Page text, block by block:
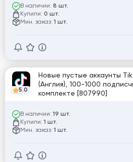
В наличии: 8 шт.
Купили: 0 шт.
Мин. заказ: 1 шт.
5.0
Новые пустые аккаунты
(Англия), 100-1000
комплекте [807990]
В наличии: 19 шт.
Купили: 1 шт.
Мин. заказ: 1 шт.